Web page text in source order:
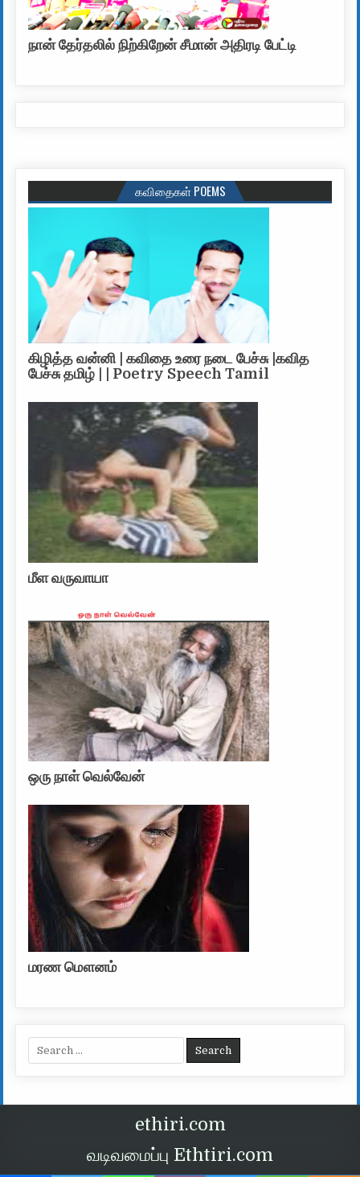
நான் தேர்தலில் நிற்கிறேன் சீமான் அதிரடி பேட்டி
கவிதைகள் POEMS
கிழித்த வன்னி | கவிதை உரை நடை பேச்சு |கவித
பேச்சு தமிழ் | | Poetry Speech Tamil
மீள வருவாயா
ஒரு நாள் வெல்வேன்
மரண மௌனம்
Search for:
ethiri.com
வடிவமைப்பு Ethtiri.com